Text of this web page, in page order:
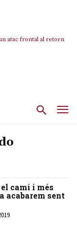
atac frontal al retorn
camí i més
acabarem sent